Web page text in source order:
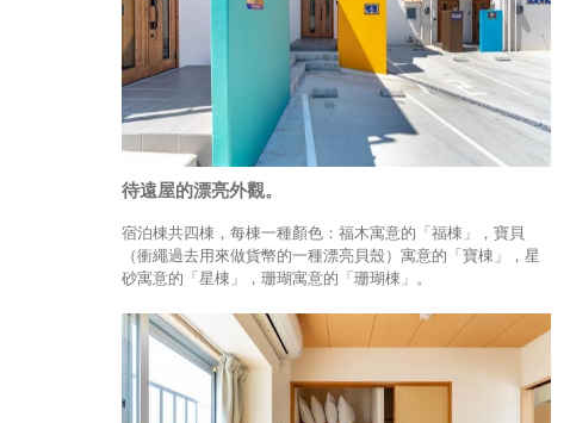
待遠屋的漂亮外觀。
宿泊棟共四棟，每棟一種顏色：福木寓意的「福棟」，寶貝
（衝繩過去用來做貨幣的一種漂亮貝殼）寓意的「寶棟」，星
砂寓意的「星棟」，珊瑚寓意的「珊瑚棟」。